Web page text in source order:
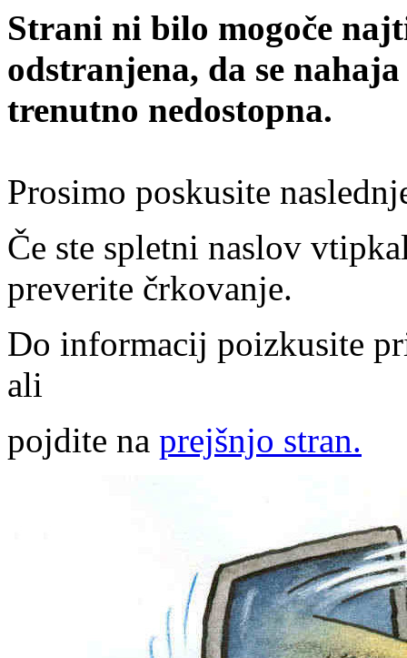
Strani ni bilo mogoče
odstranjena, da se
trenutno nedostopna.
Prosimo poskusite
Če ste spletni naslov
preverite črkovanje.
Do informacij poizkusite
ali
pojdite na prejšnjo stran.